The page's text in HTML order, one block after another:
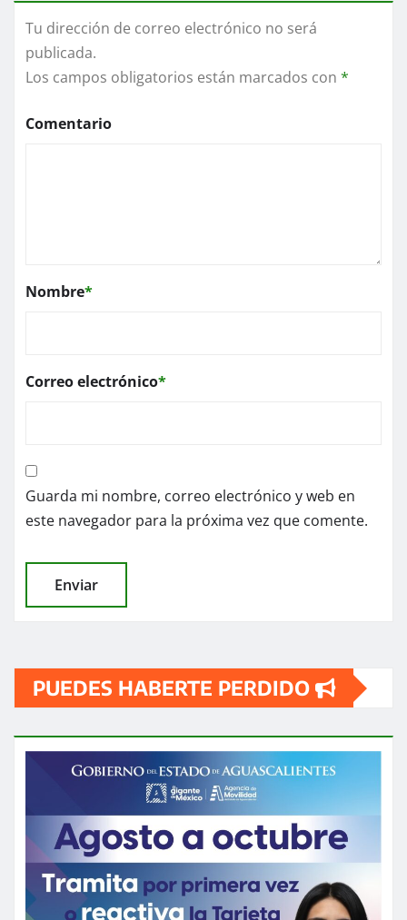
Tu dirección de correo electrónico no será
publicada.
Los campos obligatorios están marcados con *
Comentario
Nombre*
Correo electrónico*
Guarda mi nombre, correo electrónico y web en
este navegador para la próxima vez que comente.
PUEDES HABERTE PERDIDO